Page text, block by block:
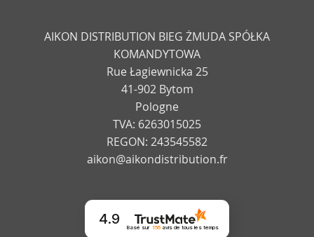
AIKON DISTRIBUTION BIEG ŻMUDA SPÓŁKA
KOMANDYTOWA
Rue Łagiewnicka 25
41-902 Bytom
Pologne
TVA: 6263015025
REGON: 243545582
aikon@aikondistribution.fr
4.9
Basé sur 156avis de tous les temps